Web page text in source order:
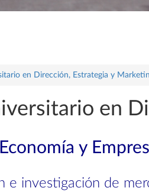
en Dirección, Estrategia y
en
y
e investigación de